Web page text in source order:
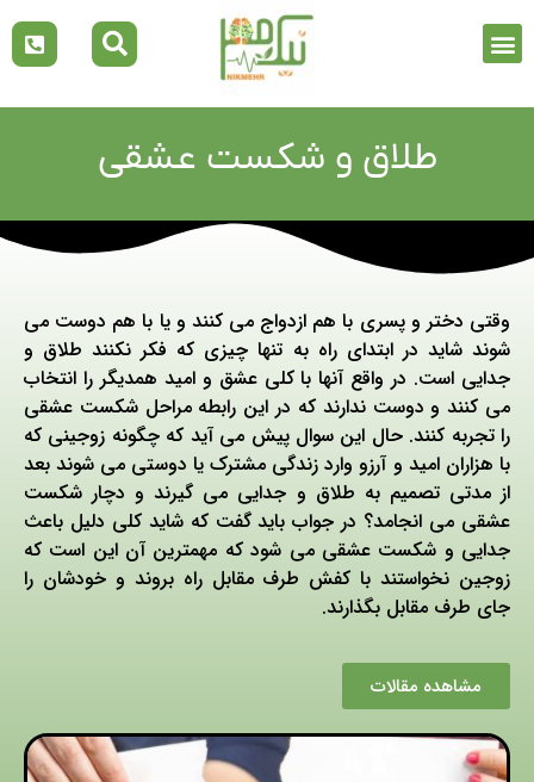
طلاق و شکست عشقی
وقتی دختر و پسری با هم ازدواج می کنند و یا با هم دوست می
شوند شاید در ابتدای راه به تنها چیزی که فکر نکنند طلاق و
جدایی است. در واقع آنها با کلی عشق و امید همدیگر را انتخاب
می کنند و دوست ندارند که در این رابطه مراحل شکست عشقی
را تجربه کنند. حال این سوال پیش می آید که چگونه زوجینی که
با هزاران امید و آرزو وارد زندگی مشترک یا دوستی می شوند بعد
از مدتی تصمیم به طلاق و جدایی می گیرند و دچار شکست
عشقی می انجامد؟ در جواب باید گفت که شاید کلی دلیل باعث
جدایی و شکست عشقی می شود که مهمترین آن این است که
زوجین نخواستند با کفش طرف مقابل راه بروند و خودشان را
جای طرف مقابل بگذارند.
مشاهده مقالات